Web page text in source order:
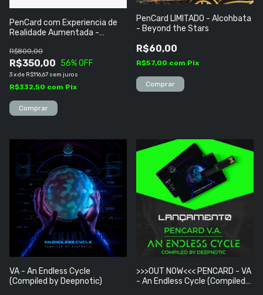
PenCard com Experiencia de
Realidade Aumentada -
Músicas
R$350,00
R$800,00
56% OFF
3xde R$116,67 sem juros
R$332,50 com Pix
PenCard LIMITADO - Alcohbata
- Beyond the Stars
R$60,00
R$57,00 com Pix
VA - An Endless Cycle
(Compiled by Deepnotic)
>>>OUT NOW<<< PENCARD - VA
- An Endless Cycle (Compiled